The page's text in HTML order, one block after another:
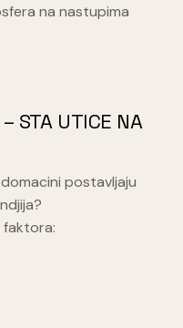
na nastupima
STA UTICE NA
postavljaju
faktora: